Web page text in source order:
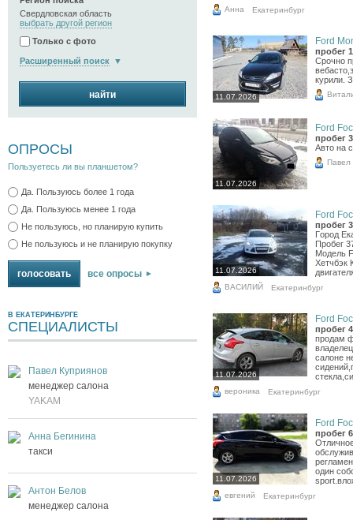
Свердловская область
выбрать другой регион
Только с фото
Расширенный поиск
найти
ОПРОСЫ
Пользуетесь ли вы планшетом?
Да. Пользуюсь более 1 года
Да. Пользуюсь менее 1 года
Не пользуюсь, но планирую купить
Не пользуюсь и не планирую покупку
все опросы
В ЕКАТЕРИНБУРГЕ
СПЕЦИАЛИСТЫ
Павел Куприянов
менеджер салона
YAKAM
Анна Бегинина
такси
Антон Белов
менеджер салона
Анна Екатеринбург
11.07.2026
Ford
пробег
Срочно
курили.
11.07.2026
Ford
пробег
Авто на
Павел
11.07.2026
Ford
пробег
Гopoд
Пpoбeг
Moдeль
Xeтчбэк
ВАСИЛИЙ Екатеринбург
11.07.2026
Ford
пробег
продам
салоне
вероника Екатеринбург
11.07.2026
Ford
пробег
один
евгений Екатеринбург